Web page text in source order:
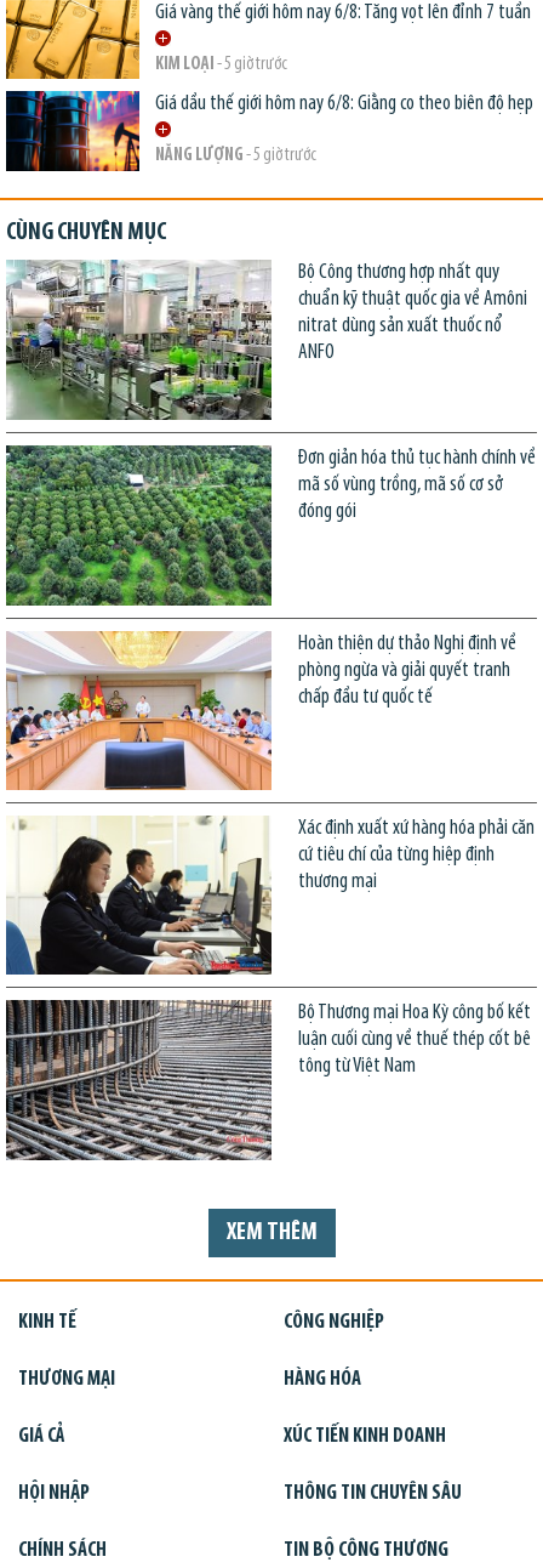
Giá vàng thế giới hôm nay 6/8: Tăng vọt lên đỉnh 7 tuần
KIM LOẠI - 5 giờ trước
Giá dầu thế giới hôm nay 6/8: Giằng co theo biên độ hẹp
NĂNG LƯỢNG - 5 giờ trước
CÙNG CHUYÊN MỤC
Bộ Công thương hợp nhất quy
chuẩn kỹ thuật quốc gia về Amôni
nitrat dùng sản xuất thuốc nổ
ANFO
Đơn giản hóa thủ tục hành chính về
mã số vùng trồng, mã số cơ sở
đóng gói
Hoàn thiện dự thảo Nghị định về
phòng ngừa và giải quyết tranh
chấp đầu tư quốc tế
Xác định xuất xứ hàng hóa phải căn
cứ tiêu chí của từng hiệp định
thương mại
Bộ Thương mại Hoa Kỳ công bố kết
luận cuối cùng về thuế thép cốt bê
tông từ Việt Nam
XEM THÊM
KINH TẾ CÔNG NGHIỆP
THƯƠNG MẠI HÀNG HÓA
GIÁ CẢ XÚC TIẾN KINH DOANH
HỘI NHẬP THÔNG TIN CHUYÊN SÂU
CHÍNH SÁCH TIN BỘ CÔNG THƯƠNG